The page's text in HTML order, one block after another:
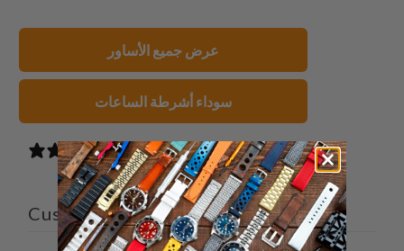
عرض جميع الأساور
سوداء أشرطة الساعات
1 review
Customer reviews